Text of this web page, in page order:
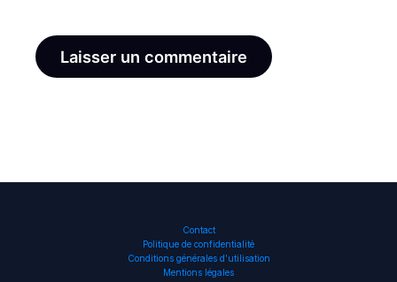
Contact
Politique de confidentialité
Conditions générales d’utilisation
Mentions légales